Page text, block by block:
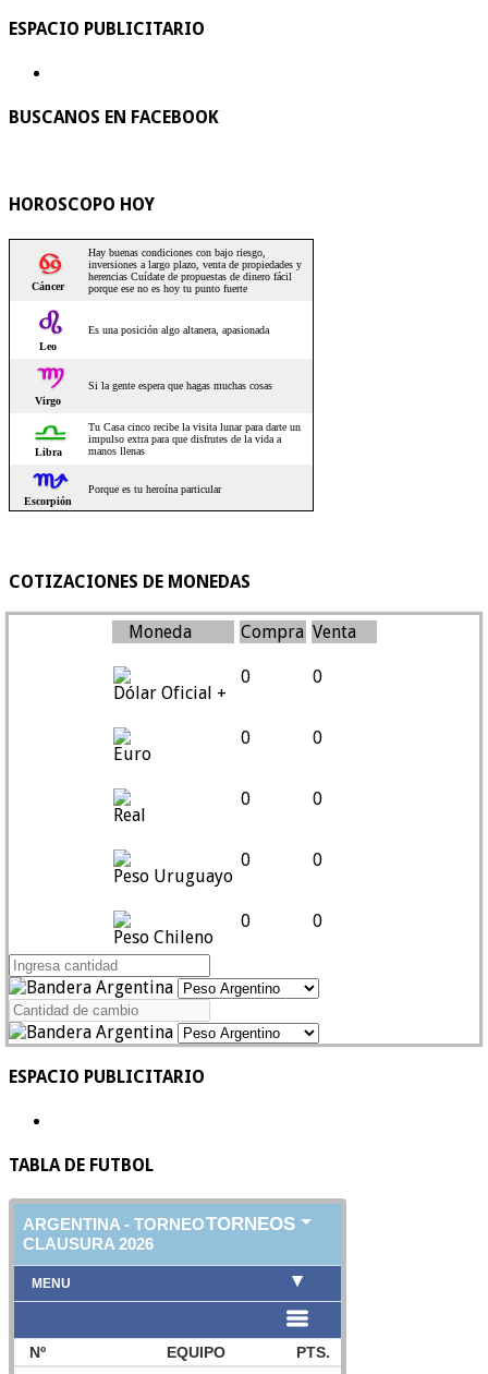
ESPACIO PUBLICITARIO
BUSCANOS EN FACEBOOK
HOROSCOPO HOY
COTIZACIONES DE MONEDAS
Moneda Compra Venta
Dólar Oficial +
0 0
Euro
0 0
Real
0 0
Peso Uruguayo
0 0
Peso Chileno
0 0
ESPACIO PUBLICITARIO
TABLA DE FUTBOL